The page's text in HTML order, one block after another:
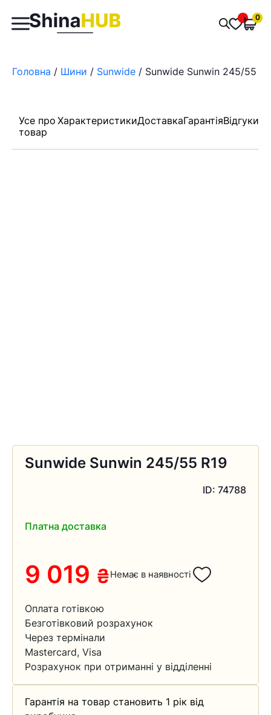
Пошук
товарів
0
Головна / Шини / Sunwide / Sunwide Sunwin 245/55
Усе про
товар
ХарактеристикиДоставкаГарантіяВідгуки
Sunwide Sunwin 245/55 R19
ID: 74788
Платна доставка
9 019 ₴Немає в наявності
Оплата готівкою
Безготівковий розрахунок
Через термінали
Mastercard, Visa
Розрахунок при отриманні у відділенні
Гарантія на товар становить 1 рік від